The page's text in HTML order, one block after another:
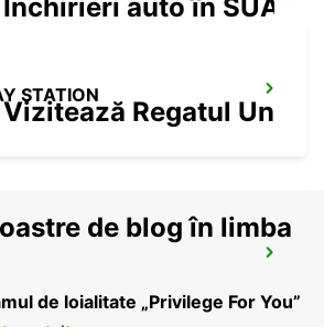
STATION
Închirieri auto în SUA
Vizitează Regatul Unit
de blog în limba
de loialitate „Privilege For You”